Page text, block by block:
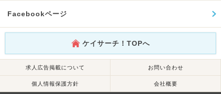
Facebookページ
ケイサーチ！TOPへ
求人広告掲載について お問い合わせ
個人情報保護方針 会社概要